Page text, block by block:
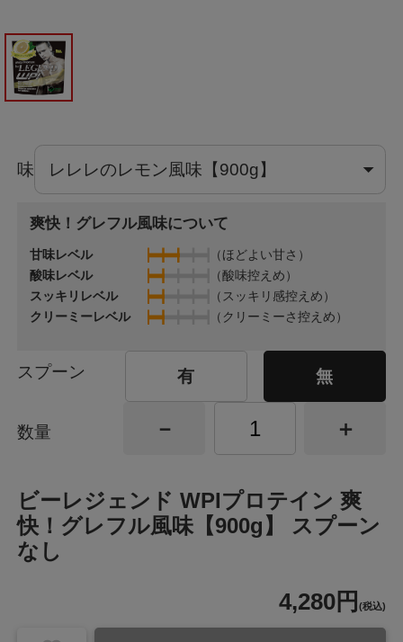
味
爽快！グレフル風味について
甘味レベル
（ほどよい甘さ）
酸味レベル
（酸味控えめ）
スッキリレベル
（スッキリ感控えめ）
クリーミーレベル
（クリーミーさ控えめ）
スプーン 有 無
数量
ビーレジェンド WPIプロテイン 爽
快！グレフル風味【900g】 スプーン
なし
4,280円 (税込)